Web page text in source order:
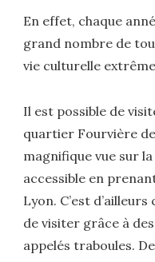
En effet, chaque
grand nombre de
vie culturelle
Il est possible de
quartier Fourvière
magnifique vue sur
accessible en
Lyon. C’est
de visiter grâce à
appelés traboules.